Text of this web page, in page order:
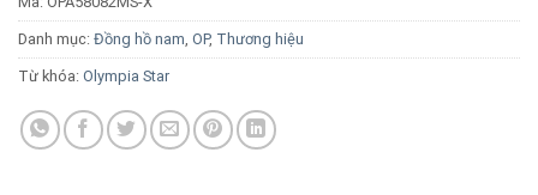
Danh mục: Đồng hồ nam, OP, Thương hiệu
Từ khóa: Olympia Star